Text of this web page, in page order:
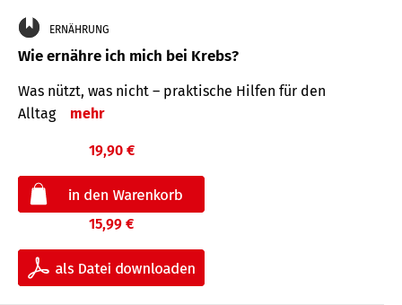
ERNÄHRUNG
Wie ernähre ich mich bei Krebs?
Was nützt, was nicht – praktische Hilfen für den
Alltag
mehr
19,90 €
15,99 €